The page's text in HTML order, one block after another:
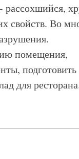
рассохшийся,
свойств. Во
помещения,
подготовить
для